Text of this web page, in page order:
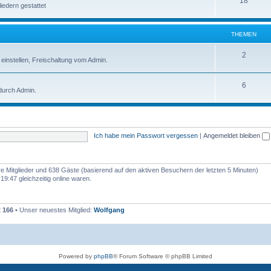
gestattet
THEMEN
Freischaltung vom Admin.
2
Admin.
6
Ich habe mein Passwort vergessen Angemeldet bleiben
und 638 Gäste (basierend auf den aktiven Besuchern der letzten 5 Minuten)
gleichzeitig online waren.
166 • Unser neuestes Mitglied: Wolfgang
Powered by phpBB® Forum Software © phpBB Limited